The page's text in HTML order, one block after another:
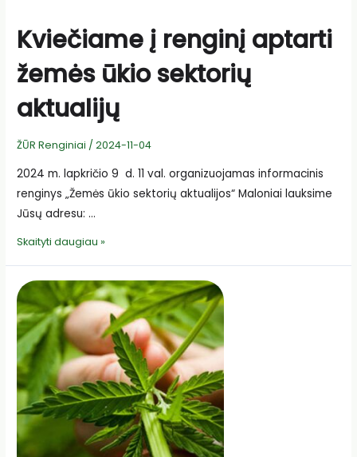
Kviečiame į renginį aptarti
žemės ūkio sektorių
aktualijų
ŽŪR Renginiai /2024-11-04
2024 m. lapkričio 9 d. 11 val. organizuojamas informacinis
renginys „Žemės ūkio sektorių aktualijos“ Maloniai lauksime
Jūsų adresu: …
Kviečiame
renginį
aptarti
žemės
ūkio
sektorių
aktualijų
Skaityti daugiau »